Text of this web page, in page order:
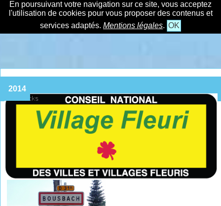
En poursuivant votre navigation sur ce site, vous acceptez
l'utilisation de cookies pour vous proposer des contenus et
services adaptés. Mentions légales. OK
2014